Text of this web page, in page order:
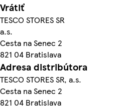
Vrátiť
TESCO STORES SR
a.s.
Cesta na Senec 2
821 04 Bratislava
Adresa distribútora
TESCO STORES SR, a.s.
Cesta na Senec 2
821 04 Bratislava